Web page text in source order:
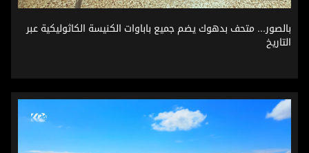
بالصور... متحف بدهوك يضم جميع باباوات الكنيسة الكاثوليكية
بالصور... متحف بدهوك يضم جميع باباوات الكنيسة الكاثوليكية عبر
التاريخ